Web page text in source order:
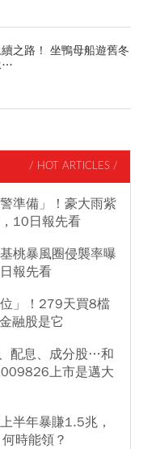
之路！ 坐鴨母船遊舊冬
…
/ HOT ARTICLES /
準備」！豪大雨紫
10日報先看
桃暴風圈侵襲率曝
報先看
」！279天買8檔
融股是它
配息、成分股…和
上市是邁大
半年暴賺1.5兆，
時能領？